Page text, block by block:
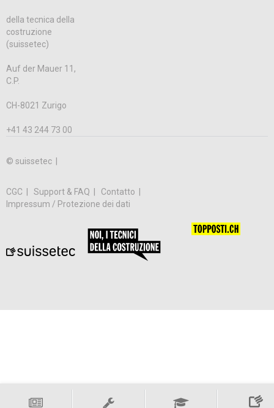
della tecnica della
costruzione
(suissetec)
Auf der Mauer 11,
C.P.
CH-8021 Zurigo
+41 43 244 73 00
© suissetec |
CGC Support & FAQ
Contatto
Impressum / Protezione dei dati